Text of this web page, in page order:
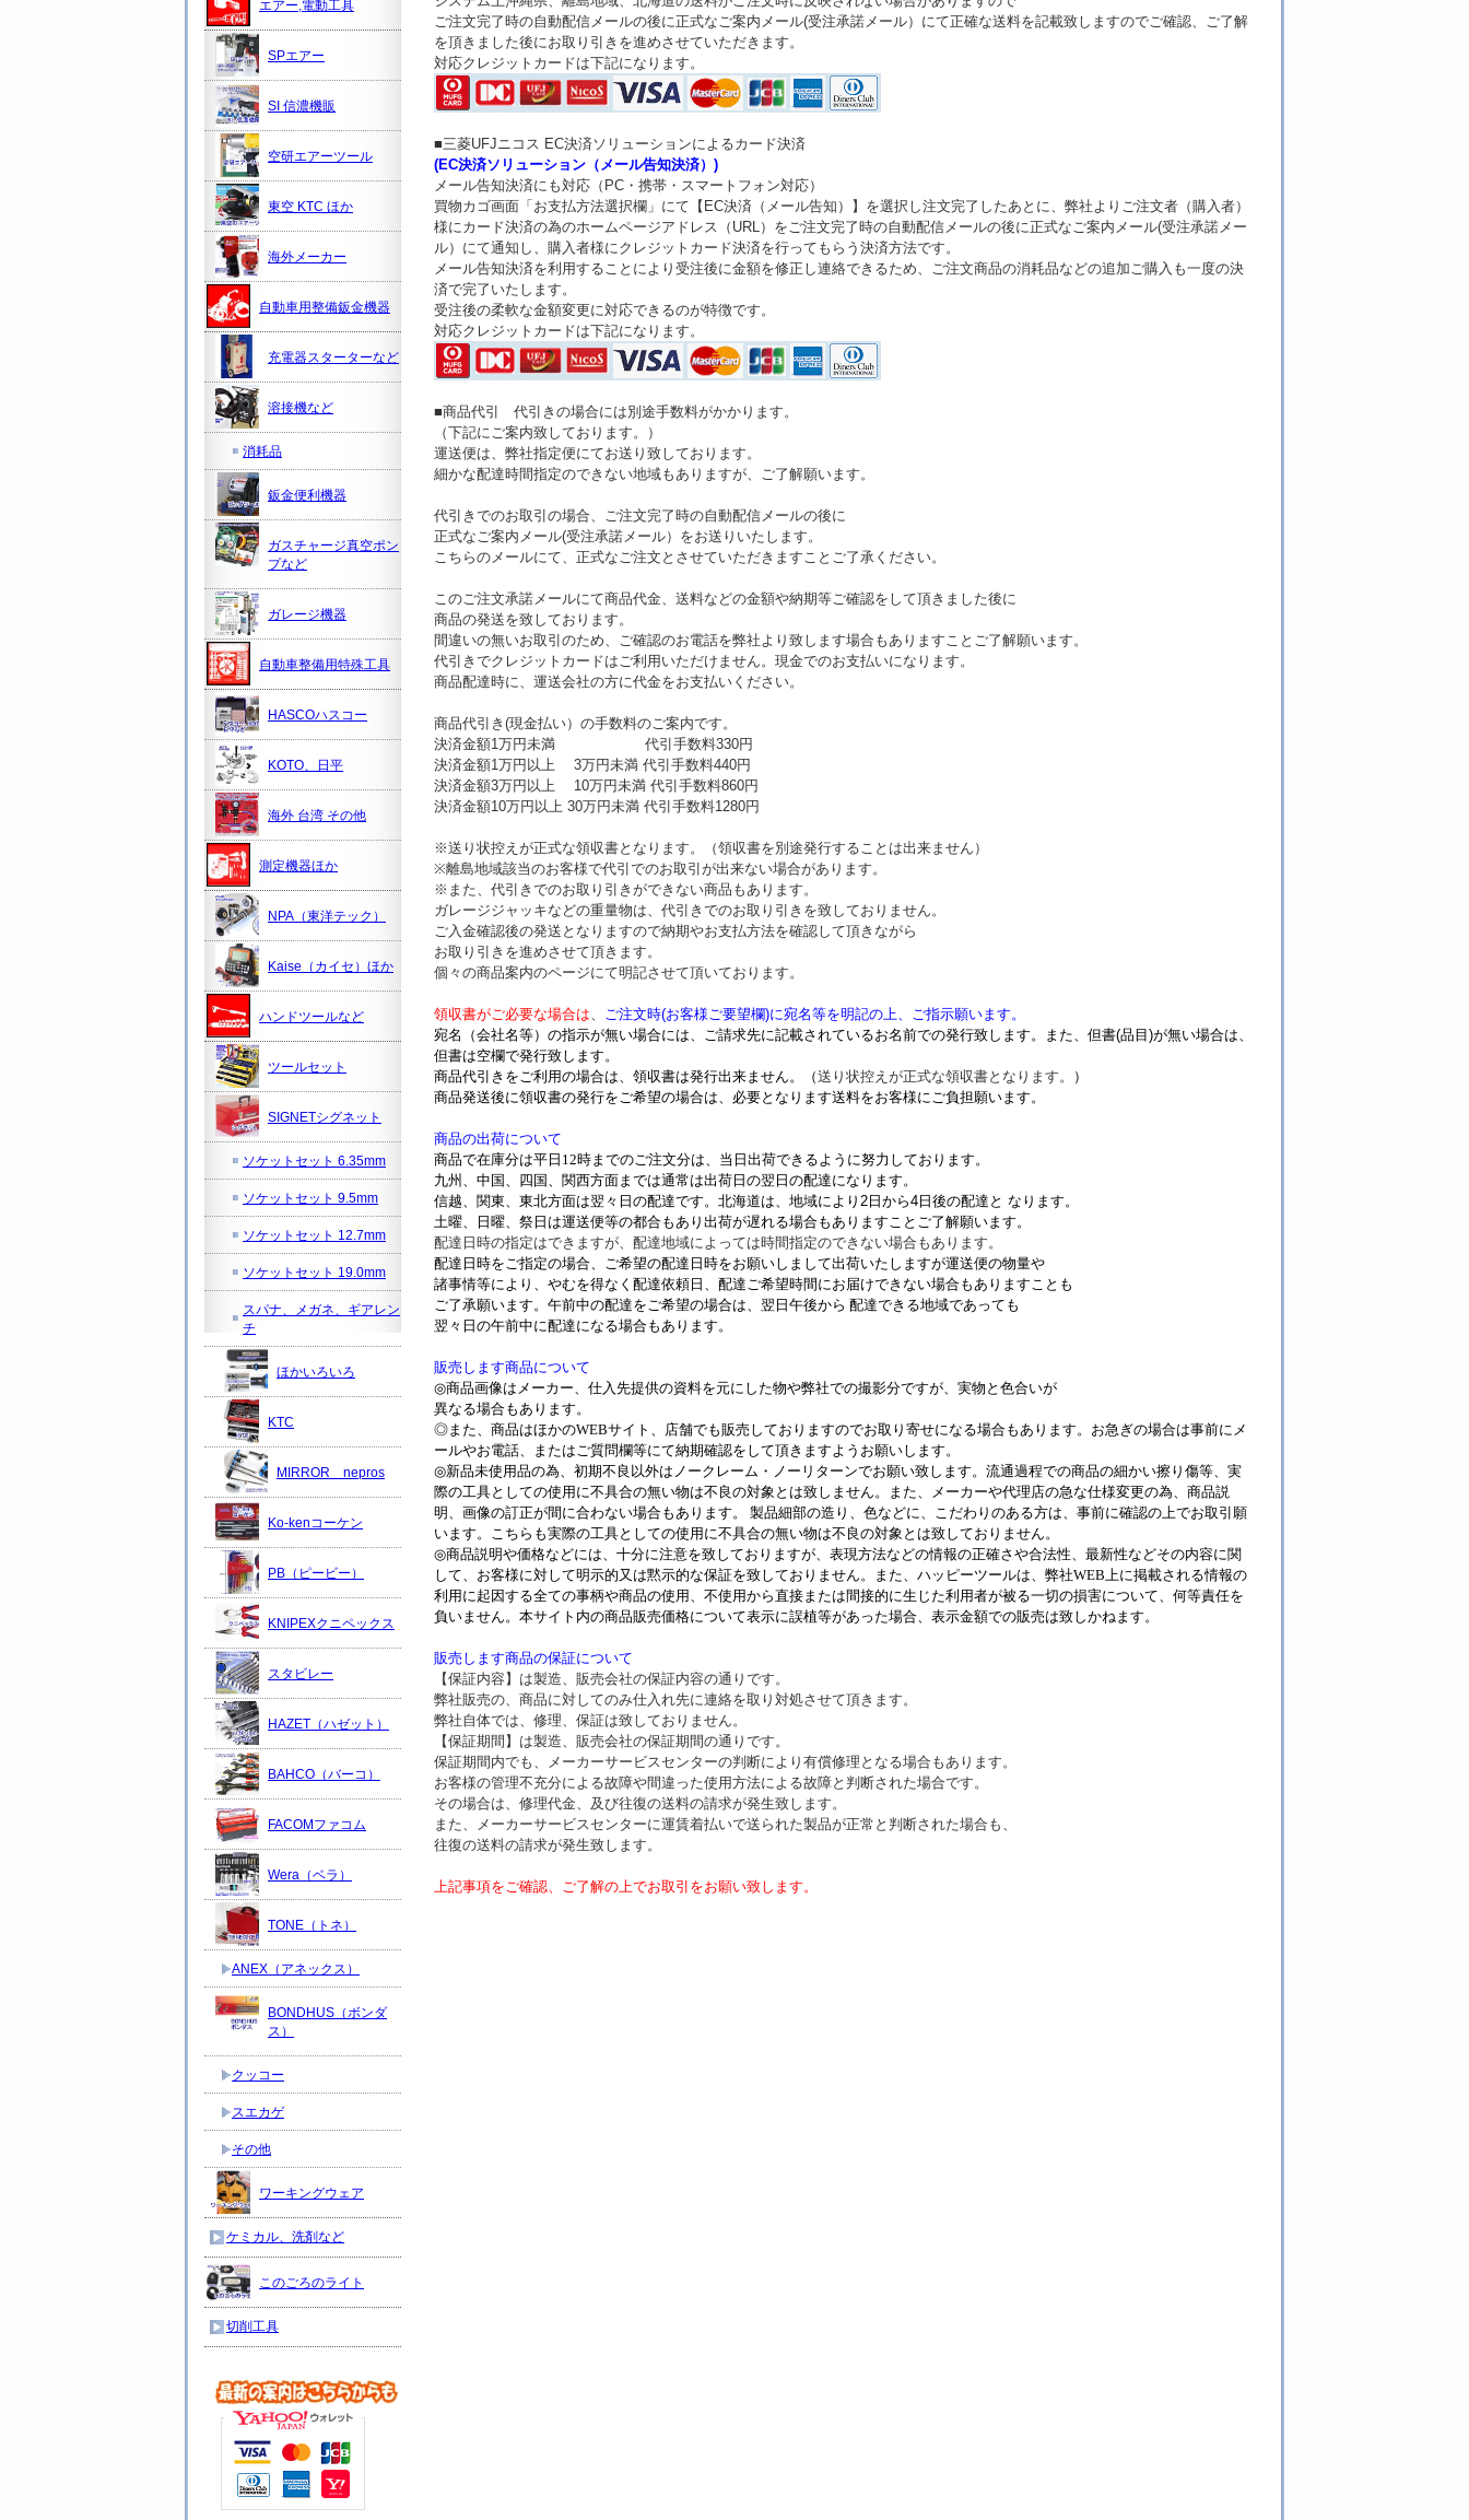
ご注文完了時の自動配信メールの後に正式なご案内メール(受注承諾メール）にて正確な送料を記載致しますのでご確認、ご了解
を頂きました後にお取り引きを進めさせていただきます。
対応クレジットカードは下記になります。
■三菱UFJニコス EC決済ソリューションによるカード決済
(EC決済ソリューション（メール告知決済）)
メール告知決済にも対応（PC・携帯・スマートフォン対応）
買物カゴ画面「お支払方法選択欄」にて【EC決済（メール告知）】を選択し注文完了したあとに、弊社よりご注文者（購入者）
様にカード決済の為のホームページアドレス（URL）をご注文完了時の自動配信メールの後に正式なご案内メール(受注承諾メー
ル）にて通知し、購入者様にクレジットカード決済を行ってもらう決済方法です。
メール告知決済を利用することにより受注後に金額を修正し連絡できるため、ご注文商品の消耗品などの追加ご購入も一度の決
済で完了いたします。
受注後の柔軟な金額変更に対応できるのが特徴です。
対応クレジットカードは下記になります。
■商品代引 代引きの場合には別途手数料がかかります。
（下記にご案内致しております。）
運送便は、弊社指定便にてお送り致しております。
細かな配達時間指定のできない地域もありますが、ご了解願います。
代引きでのお取引の場合、ご注文完了時の自動配信メールの後に
正式なご案内メール(受注承諾メール）をお送りいたします。
こちらのメールにて、正式なご注文とさせていただきますことご了承ください。
このご注文承諾メールにて商品代金、送料などの金額や納期等ご確認をして頂きました後に
商品の発送を致しております。
間違いの無いお取引のため、ご確認のお電話を弊社より致します場合もありますことご了解願います。
代引きでクレジットカードはご利用いただけません。現金でのお支払いになります。
商品配達時に、運送会社の方に代金をお支払いください。
商品代引き(現金払い）の手数料のご案内です。
決済金額1万円未満 代引手数料330円
決済金額1万円以上 3万円未満 代引手数料440円
決済金額3万円以上 10万円未満 代引手数料860円
決済金額10万円以上 30万円未満 代引手数料1280円
※送り状控えが正式な領収書となります。（領収書を別途発行することは出来ません）
※離島地域該当のお客様で代引でのお取引が出来ない場合があります。
※また、代引きでのお取り引きができない商品もあります。
ガレージジャッキなどの重量物は、代引きでのお取り引きを致しておりません。
ご入金確認後の発送となりますので納期やお支払方法を確認して頂きながら
お取り引きを進めさせて頂きます。
個々の商品案内のページにて明記させて頂いております。
領収書がご必要な場合は、 ご注文時(お客様ご要望欄)に宛名等を明記の上、ご指示願います。
宛名（会社名等）の指示が無い場合には、ご請求先に記載されているお名前での発行致します。また、但書(品目)が無い場合は、
但書は空欄で発行致します。
商品代引きをご利用の場合は、領収書は発行出来ません。（送り状控えが正式な領収書となります。
）
商品発送後に領収書の発行をご希望の場合は、必要となります送料をお客様にご負担願います。
商品の出荷について
商品で在庫分は平日12時までのご注文分は、当日出荷できるように努力しております。
九州、中国、四国、関西方面までは通常は出荷日の翌日の配達になります。
信越、関東、東北方面は翌々日の配達です。北海道は、地域により2日から4日後の配達と なります。
土曜、日曜、祭日は運送便等の都合もあり出荷が遅れる場合もありますことご了解願います。
配達日時の指定はできますが、配達地域によっては時間指定のできない場合もあります。
配達日時をご指定の場合、ご希望の配達日時をお願いしまして出荷いたしますが運送便の物量や
諸事情等により、やむを得なく配達依頼日、配達ご希望時間にお届けできない場合もありますことも
ご了承願います。午前中の配達をご希望の場合は、翌日午後から 配達できる地域であっても
翌々日の午前中に配達になる場合もあります。
販売します商品について
◎商品画像はメーカー、仕入先提供の資料を元にした物や弊社での撮影分ですが、実物と色合いが
異なる場合もあります。
◎また、商品はほかのWEBサイト、店舗でも販売しておりますのでお取り寄せになる場合もあります。お急ぎの場合は事前にメ
ールやお電話、またはご質問欄等にて納期確認をして頂きますようお願いします。
◎新品未使用品の為、初期不良以外はノークレーム・ノーリターンでお願い致します。流通過程での商品の細かい擦り傷等、実
際の工具としての使用に不具合の無い物は不良の対象とは致しません。また、メーカーや代理店の急な仕様変更の為、商品説
明、画像の訂正が間に合わない場合もあります。 製品細部の造り、色などに、こだわりのある方は、事前に確認の上でお取引願
います。こちらも実際の工具としての使用に不具合の無い物は不良の対象とは致しておりません。
◎商品説明や価格などには、十分に注意を致しておりますが、表現方法などの情報の正確さや合法性、最新性などその内容に関
して、お客様に対して明示的又は黙示的な保証を致しておりません。また、ハッピーツールは、弊社WEB上に掲載される情報の
利用に起因する全ての事柄や商品の使用、不使用から直接または間接的に生じた利用者が被る一切の損害について、何等責任を
負いません。本サイト内の商品販売価格について表示に誤植等があった場合、表示金額での販売は致しかねます。
販売します商品の保証について
【保証内容】は製造、販売会社の保証内容の通りです。
弊社販売の、商品に対してのみ仕入れ先に連絡を取り対処させて頂きます。
弊社自体では、修理、保証は致しておりません。
【保証期間】は製造、販売会社の保証期間の通りです。
保証期間内でも、メーカーサービスセンターの判断により有償修理となる場合もあります。
お客様の管理不充分による故障や間違った使用方法による故障と判断された場合です。
その場合は、修理代金、及び往復の送料の請求が発生致します。
また、メーカーサービスセンターに運賃着払いで送られた製品が正常と判断された場合も、
往復の送料の請求が発生致します。
上記事項をご確認、ご了解の上でお取引をお願い致します。
エアー,電動工具
SPエアー
SI 信濃機販
空研エアーツール
東空 KTC ほか
海外メーカー
自動車用整備鈑金機器
充電器スターターなど
溶接機など
消耗品
鈑金便利機器
ガスチャージ真空ポン
プなど
ガレージ機器
自動車整備用特殊工具
HASCOハスコー
KOTO、日平
海外 台湾 その他
測定機器ほか
NPA（東洋テック）
Kaise（カイセ）ほか
ハンドツールなど
ツールセット
SIGNETシグネット
ソケットセット 6.35mm
ソケットセット 9.5mm
ソケットセット 12.7mm
ソケットセット 19.0mm
スパナ、メガネ、ギアレン
チ
ほかいろいろ
KTC
MIRROR nepros
Ko-kenコーケン
PB（ピービー）
KNIPEXクニペックス
スタビレー
HAZET（ハゼット）
BAHCO（バーコ）
FACOMファコム
Wera（ベラ）
TONE（トネ）
ANEX（アネックス）
BONDHUS（ボンダ
ス）
クッコー
スエカゲ
その他
ワーキングウェア
ケミカル、洗剤など
このごろのライト
切削工具